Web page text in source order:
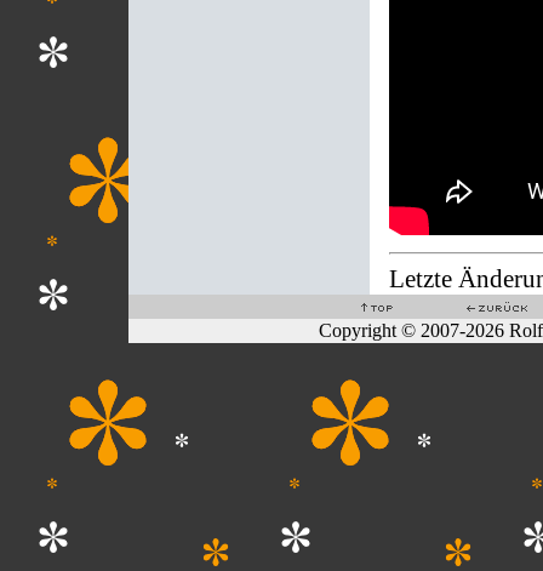
Letzte
Copyright © 2007-2026